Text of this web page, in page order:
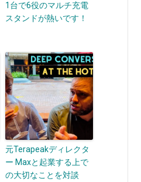
1台で6役のマルチ充電
スタンドが熱いです！
元Terapeakディレクタ
ー Maxと起業する上で
の大切なことを対談